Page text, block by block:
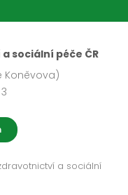
sociální péče ČR
Koněvova)
a sociální